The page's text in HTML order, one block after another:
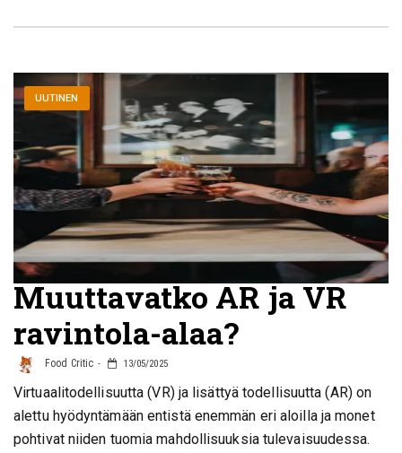
UUTINEN
Muuttavatko AR ja VR
ravintola-alaa?
Food Critic 13/05/2025
Virtuaalitodellisuutta (VR) ja lisättyä todellisuutta (AR) on
alettu hyödyntämään entistä enemmän eri aloilla ja monet
pohtivat niiden tuomia mahdollisuuksia tulevaisuudessa.